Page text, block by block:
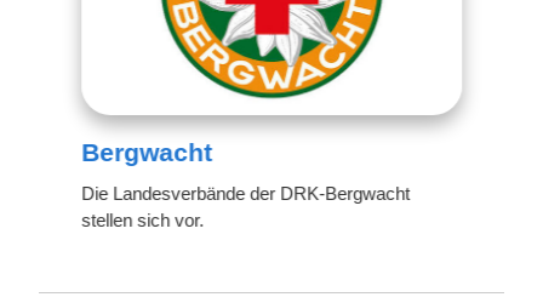
Bergwacht
Die Landesverbände der DRK-Bergwacht
stellen sich vor.